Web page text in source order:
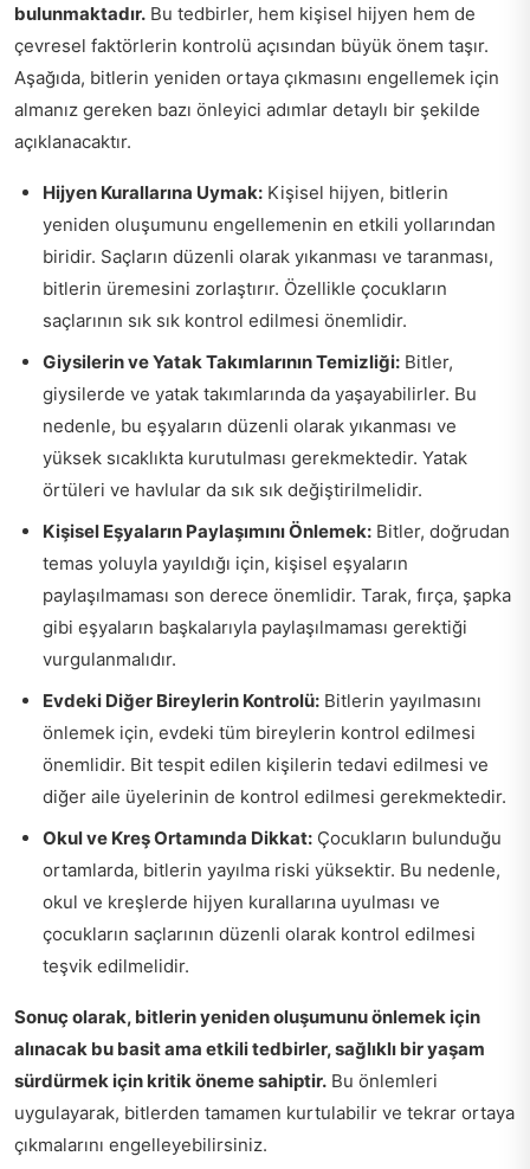
bulunmaktadır. Bu tedbirler, hem kişisel hijyen hem de
çevresel faktörlerin kontrolü açısından büyük önem taşır.
Aşağıda, bitlerin yeniden ortaya çıkmasını engellemek için
almanız gereken bazı önleyici adımlar detaylı bir şekilde
açıklanacaktır.
Hijyen Kurallarına Uymak: Kişisel hijyen, bitlerin
yeniden oluşumunu engellemenin en etkili yollarından
biridir. Saçların düzenli olarak yıkanması ve taranması,
bitlerin üremesini zorlaştırır. Özellikle çocukların
saçlarının sık sık kontrol edilmesi önemlidir.
Giysilerin ve Yatak Takımlarının Temizliği: Bitler,
giysilerde ve yatak takımlarında da yaşayabilirler. Bu
nedenle, bu eşyaların düzenli olarak yıkanması ve
yüksek sıcaklıkta kurutulması gerekmektedir. Yatak
örtüleri ve havlular da sık sık değiştirilmelidir.
Kişisel Eşyaların Paylaşımını Önlemek: Bitler, doğrudan
temas yoluyla yayıldığı için, kişisel eşyaların
paylaşılmaması son derece önemlidir. Tarak, fırça, şapka
gibi eşyaların başkalarıyla paylaşılmaması gerektiği
vurgulanmalıdır.
Evdeki Diğer Bireylerin Kontrolü: Bitlerin yayılmasını
önlemek için, evdeki tüm bireylerin kontrol edilmesi
önemlidir. Bit tespit edilen kişilerin tedavi edilmesi ve
diğer aile üyelerinin de kontrol edilmesi gerekmektedir.
Okul ve Kreş Ortamında Dikkat: Çocukların bulunduğu
ortamlarda, bitlerin yayılma riski yüksektir. Bu nedenle,
okul ve kreşlerde hijyen kurallarına uyulması ve
çocukların saçlarının düzenli olarak kontrol edilmesi
teşvik edilmelidir.
Sonuç olarak, bitlerin yeniden oluşumunu önlemek için
alınacak bu basit ama etkili tedbirler, sağlıklı bir yaşam
sürdürmek için kritik öneme sahiptir. Bu önlemleri
uygulayarak, bitlerden tamamen kurtulabilir ve tekrar ortaya
çıkmalarını engelleyebilirsiniz.